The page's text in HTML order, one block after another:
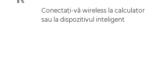
Conectaţi-vă wireless la calculator
sau la dispozitivul inteligent